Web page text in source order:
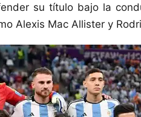
su título bajo la
Alexis Mac Allister y